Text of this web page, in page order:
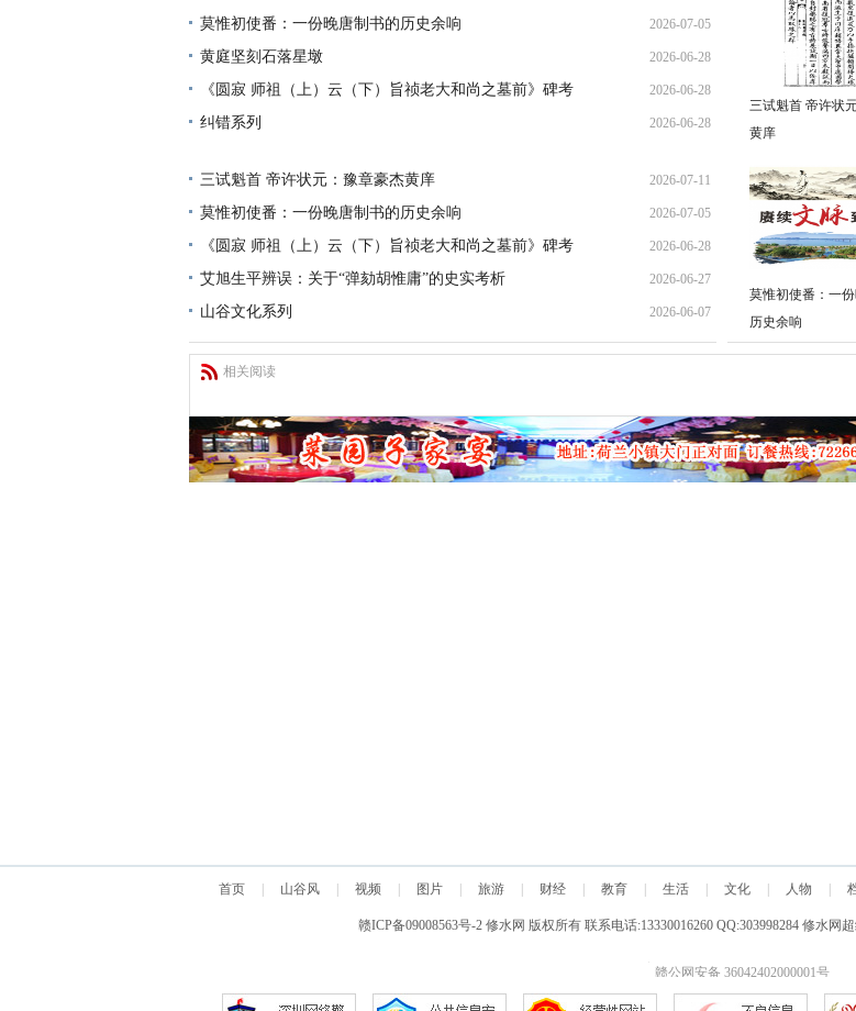
16:41:10
莫惟初使番：一份晚唐制书的历史余响 2026-07-05
20:17:26
黄庭坚刻石落星墩 2026-06-28
21:31:36
《圆寂 师祖（上）云（下）旨祯老大和尚之墓前》碑考 2026-06-28
09:00:27
纠错系列 2026-06-28
三试魁首 帝许状元：豫章豪杰黄庠 2026-07-11
16:41:10
莫惟初使番：一份晚唐制书的历史余响 2026-07-05
20:17:26
《圆寂 师祖（上）云（下）旨祯老大和尚之墓前》碑考 2026-06-28
09:00:27
艾旭生平辨误：关于“弹劾胡惟庸”的史实考析 2026-06-27
23:33:35
山谷文化系列 2026-06-07
11:00:09
三试魁首 帝许状
黄庠
莫惟初使番：一
历史余响
相关阅读
首页 山谷风 视频 图片 旅游 财经 教育 生活 文化 人物
赣ICP备09008563号-2 修水网 版权所有 联系电话:13330016260 QQ:303998284 修水网
赣公网安备 36042402000001号